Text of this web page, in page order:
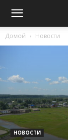
Домой Новости
НОВОСТИ